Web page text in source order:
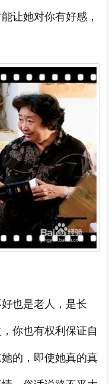
让她对你有好感，
也是老人，是长
你也有权利保证自
的，即使她真的真